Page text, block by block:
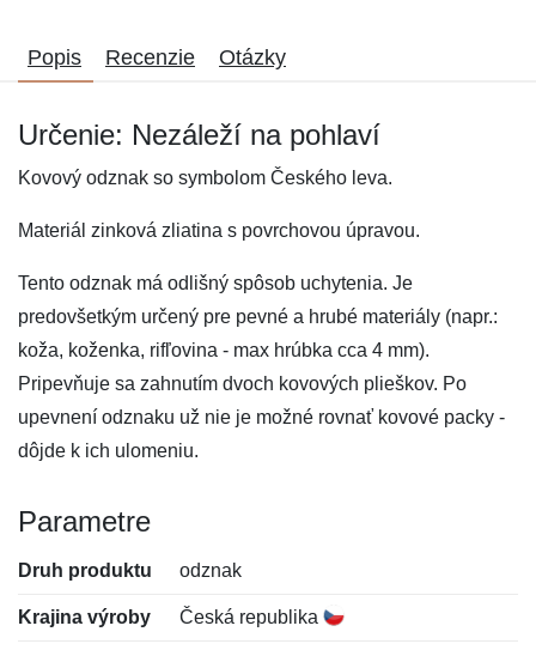
Popis Recenzie Otázky
Určenie: Nezáleží na pohlaví
Kovový odznak so symbolom Českého leva.
Materiál zinková zliatina s povrchovou úpravou.
Tento odznak má odlišný spôsob uchytenia. Je
predovšetkým určený pre pevné a hrubé materiály (napr.:
koža, koženka, rifľovina - max hrúbka cca 4 mm).
Pripevňuje sa zahnutím dvoch kovových plieškov. Po
upevnení odznaku už nie je možné rovnať kovové packy -
dôjde k ich ulomeniu.
Parametre
Druh produktu odznak
Krajina výroby Česká republika